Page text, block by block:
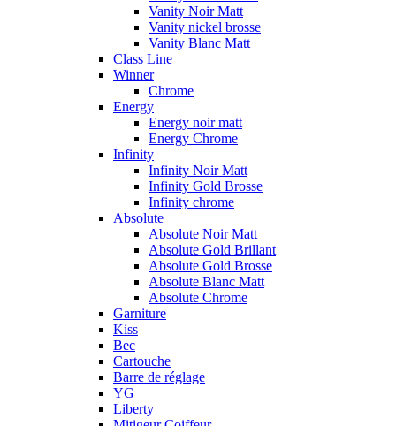
Vanity Noir Matt
Vanity nickel brosse
Vanity Blanc Matt
Class Line
Winner
Chrome
Energy
Energy noir matt
Energy Chrome
Infinity
Infinity Noir Matt
Infinity Gold Brosse
Infinity chrome
Absolute
Absolute Noir Matt
Absolute Gold Brillant
Absolute Gold Brosse
Absolute Blanc Matt
Absolute Chrome
Garniture
Kiss
Bec
Cartouche
Barre de réglage
YG
Liberty